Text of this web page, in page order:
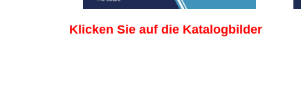
Klicken Sie auf die Katalogbilder